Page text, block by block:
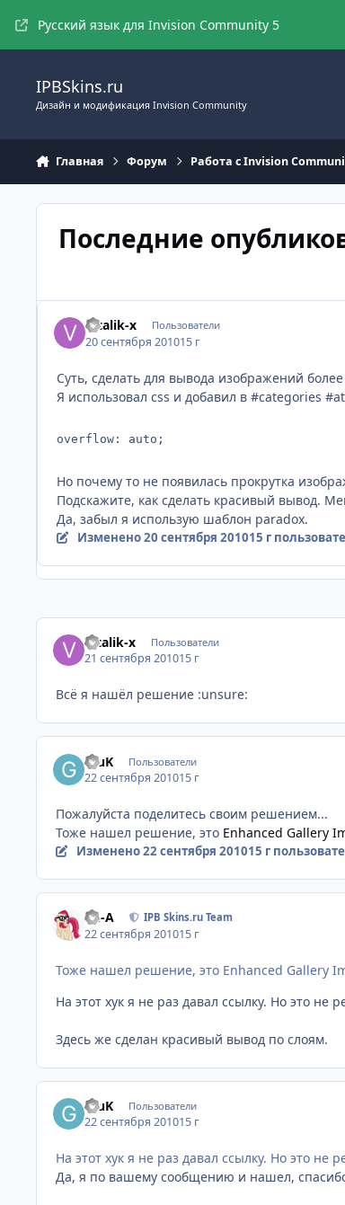
Русский язык для Invision Community 5
IPBSkins.ru
Дизайн и модификация Invision Community
Главная Форум Работа с Invision
Последние
Vitalik-x Пользователи
20 сентября 201015 г
Суть, сделать для вывода изображений
Я использовал css и добавил в #categories
overflow: auto;
Но почему то не появилась прокрутка
Подскажите, как сделать красивый вывод.
Да, забыл я использую шаблон paradox.
Изменено20 сентября 201015 г
Vitalik-x Пользователи
21 сентября 201015 г
Всё я нашёл решение :unsure:
GluK Пользователи
22 сентября 201015 г
Пожалуйста поделитесь своим решением...
Тоже нашел решение, это Enhanced Gallery
Изменено22 сентября 201015 г
Ph-A IPB Skins.ru Team
22 сентября 201015 г
Тоже нашел решение, это Enhanced Gallery
На этот хук я не раз давал ссылку. Но это не
Здесь же сделан красивый вывод по слоям.
GluK Пользователи
22 сентября 201015 г
На этот хук я не раз давал ссылку. Но это не
Да, я по вашему сообщению и нашел,